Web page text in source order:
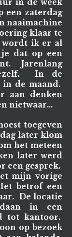
in de week
een zaterdag
naaimachine
klaar te
wordt ik er al
dat op een
Jarenlang
In de
de maand.
aan denken
nietwaar...
toegeven
later klom
het meteen
later werd
een gesprek.
mijn vorige
betrof een
De locatie
in een
tot kantoor.
op bezoek